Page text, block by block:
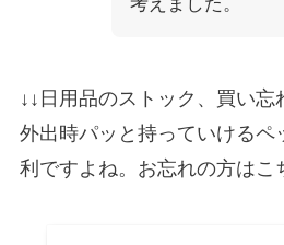
考えました。
↓↓日用品のストック、買い忘
外出時パッと持っていけるペ
利ですよね。お忘れの方はこ